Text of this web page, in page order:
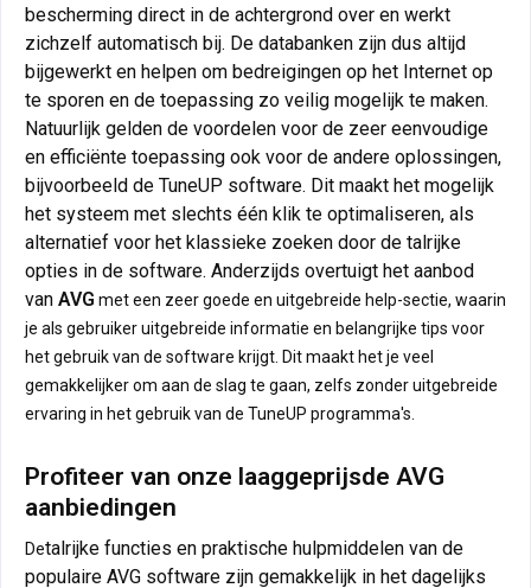
bescherming direct in de achtergrond over en werkt
zichzelf automatisch bij. De databanken zijn dus altijd
bijgewerkt en helpen om bedreigingen op het Internet op
te sporen en de toepassing zo veilig mogelijk te maken.
Natuurlijk gelden de voordelen voor de zeer eenvoudige
en efficiënte toepassing ook voor de andere oplossingen,
bijvoorbeeld de TuneUP software. Dit maakt het mogelijk
het systeem met slechts één klik te optimaliseren, als
alternatief voor het klassieke zoeken door de talrijke
opties in de software. Anderzijds overtuigt het aanbod
van AVG met een zeer goede en uitgebreide help-sectie, waarin
je als gebruiker uitgebreide informatie en belangrijke tips voor
het gebruik van de software krijgt. Dit maakt het je veel
gemakkelijker om aan de slag te gaan, zelfs zonder uitgebreide
ervaring in het gebruik van de TuneUP programma's.
Profiteer van onze laaggeprijsde AVG
aanbiedingen
Detalrijke functies en praktische hulpmiddelen van de
populaire AVG software zijn gemakkelijk in het dagelijks